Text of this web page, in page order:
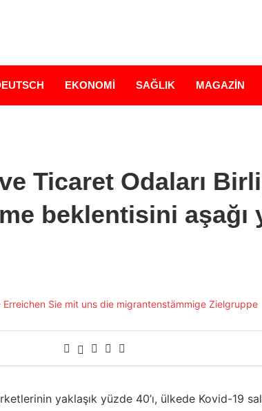
EKONOMİ SAĞLIK MAGAZİN
Ticaret Odaları
beklentisini aşağı
yaklaşık yüzde 40’ı, ülkede Kovid-19